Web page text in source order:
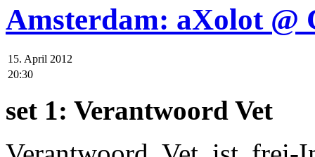
Amsterdam: aXolot @
15. April 2012
20:30
set 1: Verantwoord Vet